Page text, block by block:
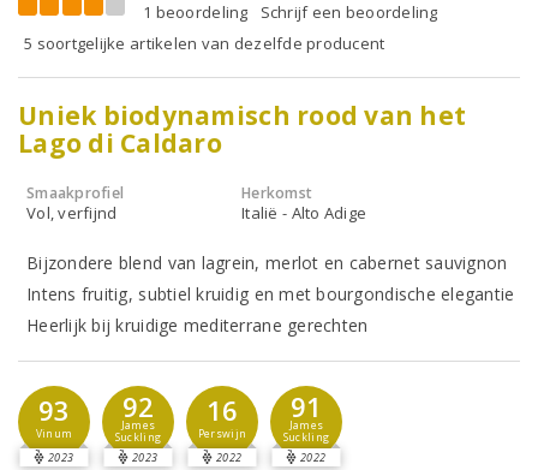
1 beoordeling
Schrijf een beoordeling
5 soortgelijke artikelen van dezelfde producent
Uniek biodynamisch rood van het
Lago di Caldaro
Smaakprofiel
Vol, verfijnd
Herkomst
Italië - Alto Adige
Bijzondere blend van lagrein, merlot en cabernet sauvignon
Intens fruitig, subtiel kruidig en met bourgondische elegantie
Heerlijk bij kruidige mediterrane gerechten
93
Vinum
2023
92
James
Suckling
2023
16
Perswijn
2022
91
James
Suckling
2022